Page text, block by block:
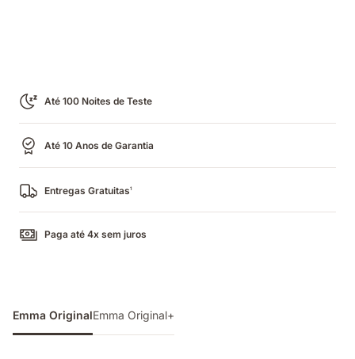
Até 100 Noites de Teste
Até 10 Anos de Garantia
Entregas Gratuitas1
Paga até 4x sem juros
Emma OriginalEmma Original+